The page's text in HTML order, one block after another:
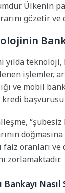
Ülkenin
gözetir ve
yılda
işlemler,
ve mobil
kredi
“şubesiz
faiz oranları
zorlamaktadır.
Bankayı Nasıl